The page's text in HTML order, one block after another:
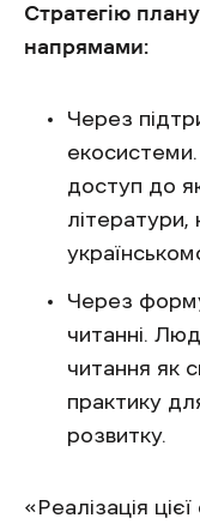
Стратегію
напрямами:
Через
доступ до
Через
читанні.
читання як
практику
розвитку.
«Реалізація